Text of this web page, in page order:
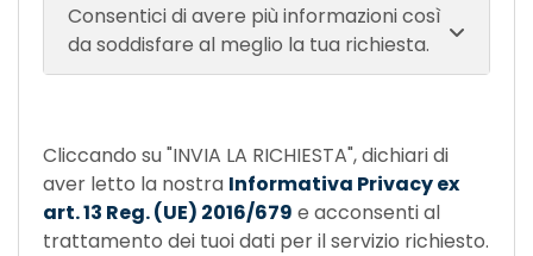
Consentici di avere più informazioni così
da soddisfare al meglio la tua richiesta.
Cliccando su "INVIA LA RICHIESTA", dichiari di
aver letto la nostra Informativa Privacy ex
art. 13 Reg. (UE) 2016/679 e acconsenti al
trattamento dei tuoi dati per il servizio richiesto.